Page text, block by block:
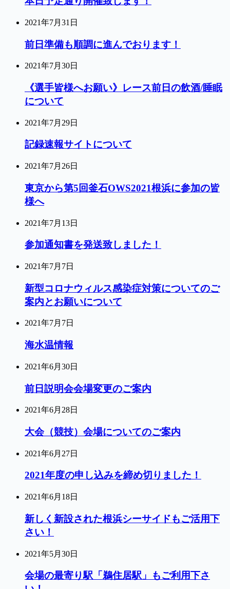
2021年7月31日
前日準備も順調に進んでおります！
2021年7月30日
《選手皆様へお願い》レース前日の飲酒/睡眠
について
2021年7月29日
記録速報サイトについて
2021年7月26日
東京から第5回釜石OWS2021根浜に参加の皆
様へ
2021年7月13日
参加通知書を発送致しました！
2021年7月7日
新型コロナウィルス感染症対策についてのご
案内とお願いについて
2021年7月7日
海水温情報
2021年6月30日
前日説明会会場変更のご案内
2021年6月28日
大会（競技）会場についてのご案内
2021年6月27日
2021年度の申し込みを締め切りました！
2021年6月18日
新しく新設された根浜シーサイドもご活用下
さい！
2021年5月30日
会場の最寄り駅「鵜住居駅」もご利用下さ